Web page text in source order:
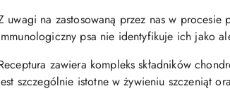
uwagi na zastosowaną przez nas w procesie
psa nie identyfikuje ich jako
zawiera kompleks składników
szczególnie istotne w żywieniu szczeniąt